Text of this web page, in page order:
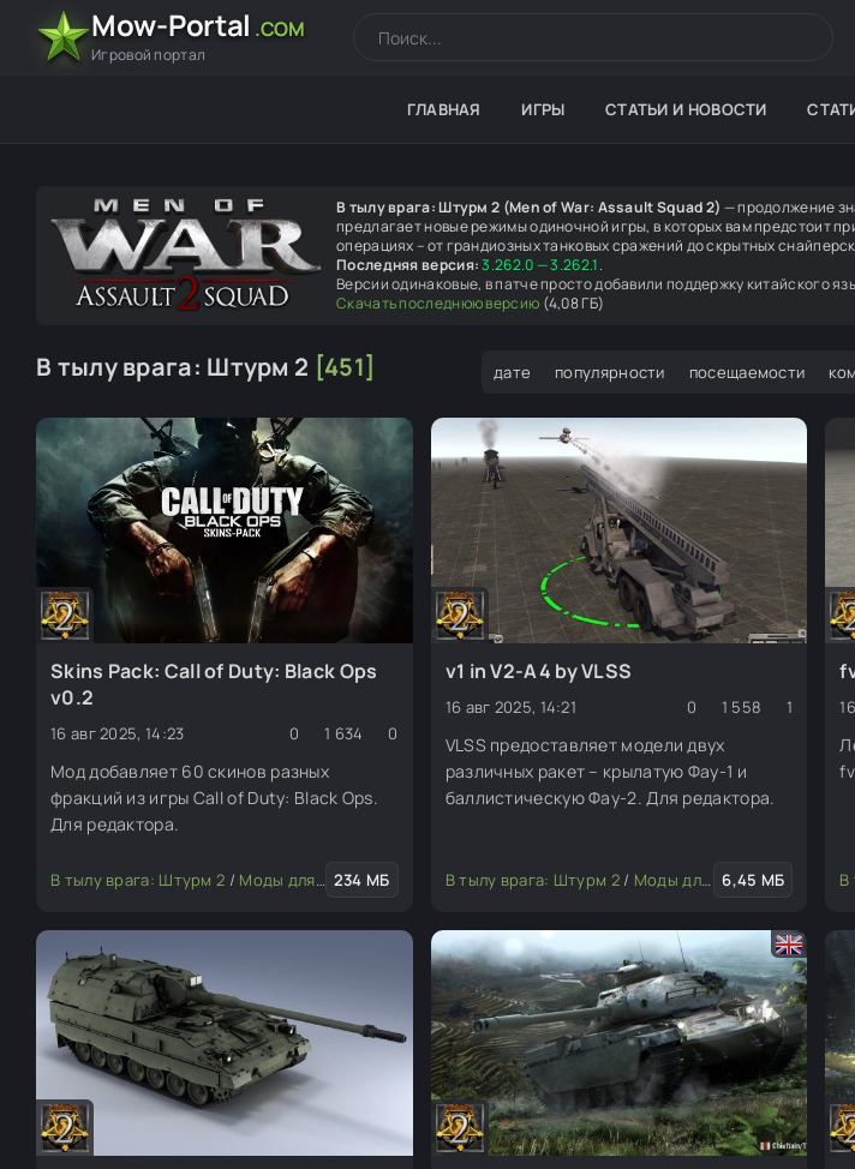
Mow-Portal .COM
Игровой портал
ГЛАВНАЯ ИГРЫ СТАТЬИ И НОВОСТИ
В тылу врага: Штурм 2 (Men of War: Assault Squad 2) — продолжение
предлагает новые режимы одиночной игры, в которых вам предстоит
операциях – от грандиозных танковых сражений до скрытных
Последняя версия:3.262.0 — 3.262.1.
Версии одинаковые, в патче просто добавили поддержку китайского
Скачать последнюю версию (4,08 ГБ)
В тылу врага: Штурм 2 [451] дате популярности посещаемости
Skins Pack: Call of Duty: Black Ops
v0.2
16 авг 2025, 14:23 0 1 634 0
Мод добавляет 60 скинов разных
фракций из игры Call of Duty: Black Ops.
Для редактора.
В тылу врага: Штурм 2 / Моды для редактора Скины (пехота, юниты)
234 МБ
v1 in V2-A4 by VLSS
16 авг 2025, 14:21 0 1 558 1
VLSS предоставляет модели двух
различных ракет – крылатую Фау-1 и
баллистическую Фау-2. Для редактора.
В тылу врага: Штурм 2/ Моды для редактора 6,45 МБ В